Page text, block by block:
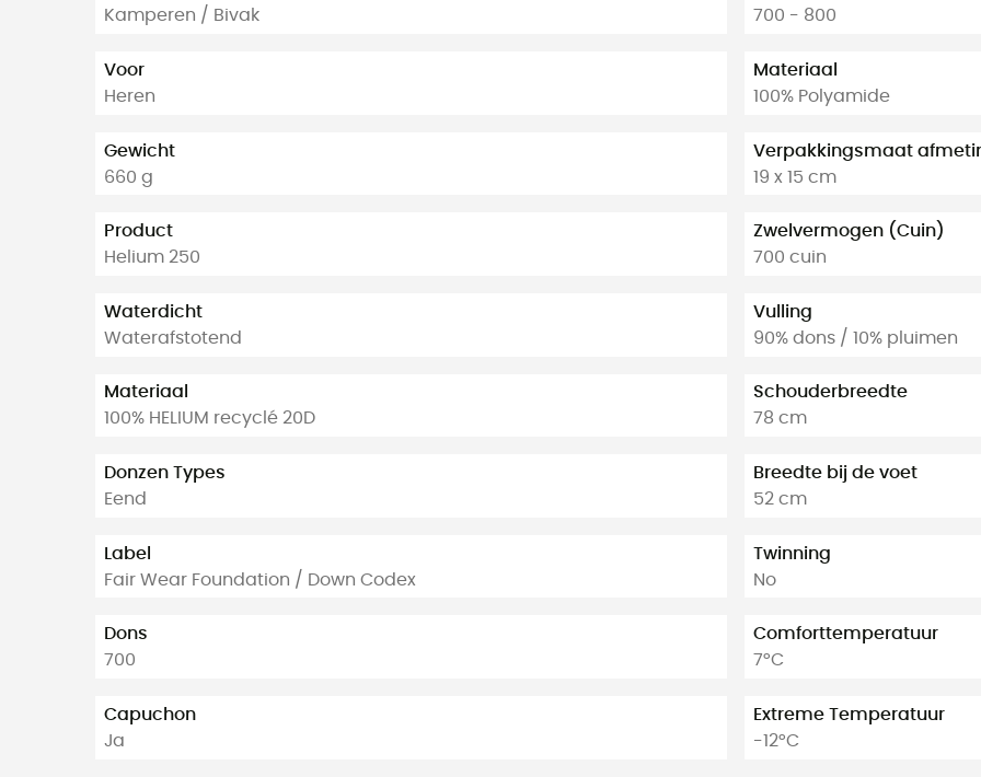
Kamperen / Bivak
Voor
Heren
Gewicht
660 g
Product
Helium 250
Waterdicht
Waterafstotend
Materiaal
100% HELIUM recyclé 20D
Donzen Types
Eend
Label
Fair Wear Foundation / Down Codex
Dons
700
Capuchon
Ja
700 - 800
Materiaal
100% Polyamide
Verpakkingsmaat
19 x 15 cm
Zwelvermogen (Cuin)
700 cuin
Vulling
90% dons / 10% pluimen
Schouderbreedte
78 cm
Breedte bij de voet
52 cm
Twinning
No
Comforttemperatuur
7°C
Extreme Temperatuur
-12°C